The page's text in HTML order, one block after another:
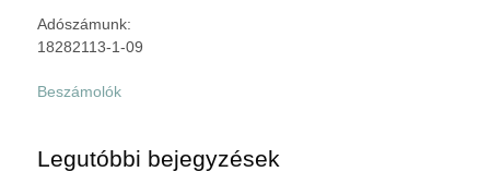
Adószámunk:
18282113-1-09
Beszámolók
Legutóbbi bejegyzések